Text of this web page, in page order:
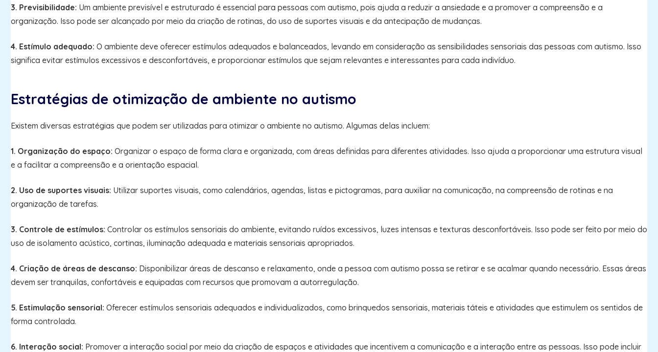
3. Previsibilidade: Um ambiente previsível e estruturado é essencial para pessoas com autismo, pois ajuda a reduzir a ansiedade e a promover a compreensão e a
organização. Isso pode ser alcançado por meio da criação de rotinas, do uso de suportes visuais e da antecipação de mudanças.
4. Estímulo adequado: O ambiente deve oferecer estímulos adequados e balanceados, levando em consideração as sensibilidades sensoriais das pessoas com autismo. Isso
significa evitar estímulos excessivos e desconfortáveis, e proporcionar estímulos que sejam relevantes e interessantes para cada indivíduo.
Estratégias de otimização de ambiente no autismo
Existem diversas estratégias que podem ser utilizadas para otimizar o ambiente no autismo. Algumas delas incluem:
1. Organização do espaço: Organizar o espaço de forma clara e organizada, com áreas definidas para diferentes atividades. Isso ajuda a proporcionar uma estrutura visual
e a facilitar a compreensão e a orientação espacial.
2. Uso de suportes visuais: Utilizar suportes visuais, como calendários, agendas, listas e pictogramas, para auxiliar na comunicação, na compreensão de rotinas e na
organização de tarefas.
3. Controle de estímulos: Controlar os estímulos sensoriais do ambiente, evitando ruídos excessivos, luzes intensas e texturas desconfortáveis. Isso pode ser feito por meio do
uso de isolamento acústico, cortinas, iluminação adequada e materiais sensoriais apropriados.
4. Criação de áreas de descanso: Disponibilizar áreas de descanso e relaxamento, onde a pessoa com autismo possa se retirar e se acalmar quando necessário. Essas áreas
devem ser tranquilas, confortáveis e equipadas com recursos que promovam a autorregulação.
5. Estimulação sensorial: Oferecer estímulos sensoriais adequados e individualizados, como brinquedos sensoriais, materiais táteis e atividades que estimulem os sentidos de
forma controlada.
6. Interação social: Promover a interação social por meio da criação de espaços e atividades que incentivem a comunicação e a interação entre as pessoas. Isso pode incluir